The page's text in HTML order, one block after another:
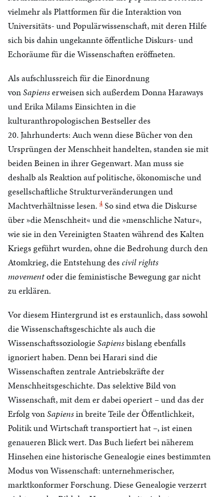
vielmehr als Plattformen für die Interaktion von
Universitäts- und Populärwissenschaft, mit deren Hilfe
sich bis dahin ungekannte öffentliche Diskurs- und
Echoräume für die Wissenschaften eröffneten.
Als aufschlussreich für die Einordnung
vonSapienserweisen sich außerdem Donna Haraways
und Erika Milams Einsichten in die
kulturanthropologischen Bestseller des
20. Jahrhunderts: Auch wenn diese Bücher von den
Ursprüngen der Menschheit handelten, standen sie mit
beiden Beinen in ihrer Gegenwart. Man muss sie
deshalb als Reaktion auf politische, ökonomische und
gesellschaftliche Strukturveränderungen und
Machtverhältnisse lesen. 4 So sind etwa die Diskurse
über »die Menschheit« und die »menschliche Natur«,
wie sie in den Vereinigten Staaten während des Kalten
Kriegs geführt wurden, ohne die Bedrohung durch den
Atomkrieg, die Entstehung des civil rights
movementoder die feministische Bewegung gar nicht
zu erklären.
Vor diesem Hintergrund ist es erstaunlich, dass sowohl
die Wissenschaftsgeschichte als auch die
WissenschaftssoziologieSapiensbislang ebenfalls
ignoriert haben. Denn bei Harari sind die
Wissenschaften zentrale Antriebskräfte der
Menschheitsgeschichte. Das selektive Bild von
Wissenschaft, mit dem er dabei operiert – und das der
Erfolg vonSapiensin breite Teile der Öffentlichkeit,
Politik und Wirtschaft transportiert hat –, ist einen
genaueren Blick wert. Das Buch liefert bei näherem
Hinsehen eine historische Genealogie eines bestimmten
Modus von Wissenschaft: unternehmerischer,
marktkonformer Forschung. Diese Genealogie verzerrt